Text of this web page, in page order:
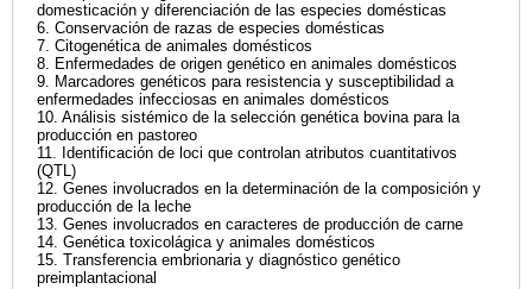
domesticación y diferenciación de las especies domésticas
6. Conservación de razas de especies domésticas
7. Citogenética de animales domésticos
8. Enfermedades de origen genético en animales domésticos
9. Marcadores genéticos para resistencia y susceptibilidad a
enfermedades infecciosas en animales domésticos
10. Análisis sistémico de la selección genética bovina para la
producción en pastoreo
11. Identificación de loci que controlan atributos cuantitativos
(QTL)
12. Genes involucrados en la determinación de la composición y
producción de la leche
13. Genes involucrados en caracteres de producción de carne
14. Genética toxicolágica y animales domésticos
15. Transferencia embrionaria y diagnóstico genético
preimplantacional